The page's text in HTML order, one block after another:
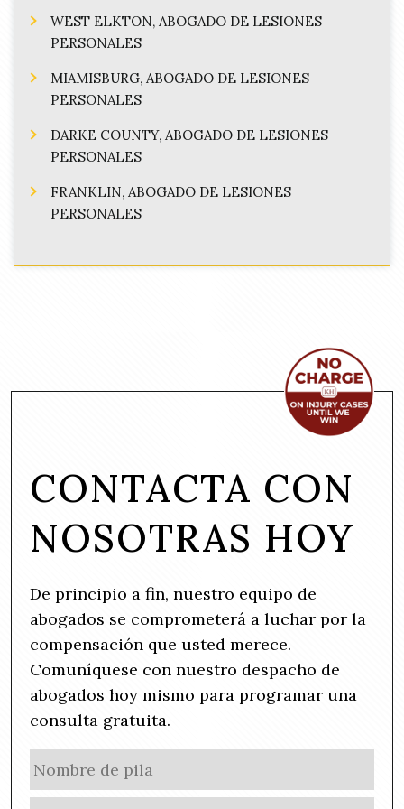
WEST ELKTON, ABOGADO DE LESIONES
PERSONALES
MIAMISBURG, ABOGADO DE LESIONES
PERSONALES
DARKE COUNTY, ABOGADO DE LESIONES
PERSONALES
FRANKLIN, ABOGADO DE LESIONES
PERSONALES
CONTACTA CON
NOSOTRAS HOY
De principio a fin, nuestro equipo de
abogados se comprometerá a luchar por la
compensación que usted merece.
Comuníquese con nuestro despacho de
abogados hoy mismo para programar una
consulta gratuita.
N
a
m
de